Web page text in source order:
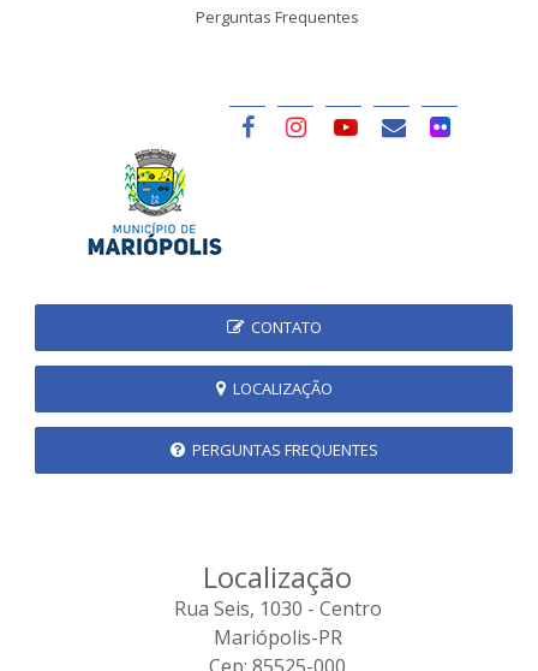
Perguntas Frequentes
CONTATO
LOCALIZAÇÃO
PERGUNTAS FREQUENTES
Localização
Rua Seis, 1030 - Centro
Mariópolis-PR
Cep: 85525-000